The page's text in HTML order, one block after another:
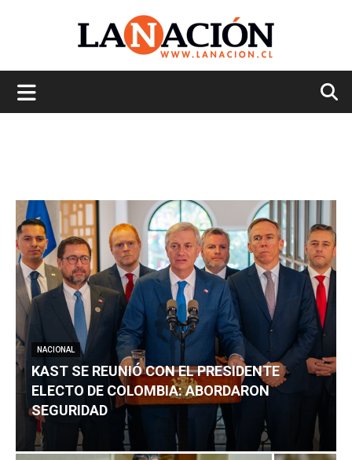
NACIONAL
KAST SE REUNIÓ CON EL PRESIDENTE
ELECTO DE COLOMBIA: ABORDARON
SEGURIDAD